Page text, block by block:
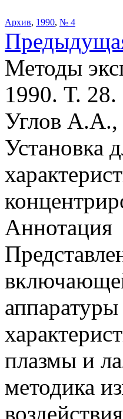
Архив, 1990, № 4
Методы
1990. Т.
Углов
Установка
Аннотация
плазмы и
методика